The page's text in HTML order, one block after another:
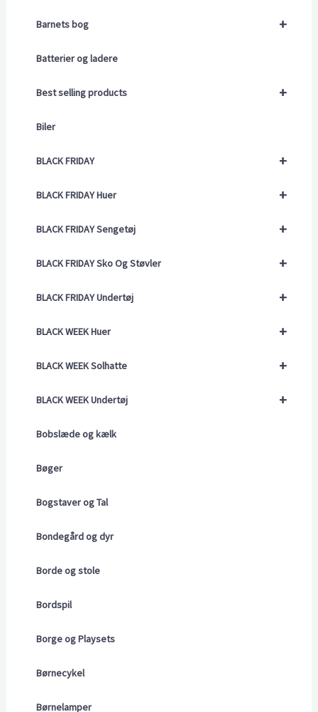
+
Barnets bog
Batterier og ladere
+
Best selling products
Biler
+
BLACK FRIDAY
+
BLACK FRIDAY Huer
+
BLACK FRIDAY Sengetøj
+
BLACK FRIDAY Sko Og Støvler
+
BLACK FRIDAY Undertøj
+
BLACK WEEK Huer
+
BLACK WEEK Solhatte
+
BLACK WEEK Undertøj
Bobslæde og kælk
Bøger
Bogstaver og Tal
Bondegård og dyr
Borde og stole
Bordspil
Borge og Playsets
Børnecykel
Børnelamper